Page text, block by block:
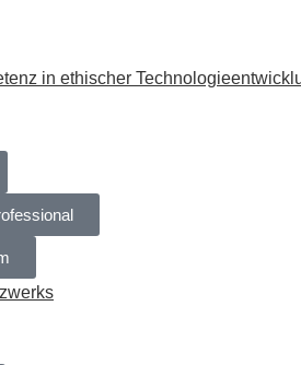
in ethischer